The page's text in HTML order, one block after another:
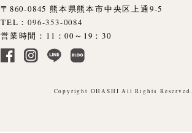
〒860-0845 熊本県熊本市中央区上通9-5
TEL：096-353-0084
営業時間：11：00～19：30
Copyright OHASHI All Rights Reserved.